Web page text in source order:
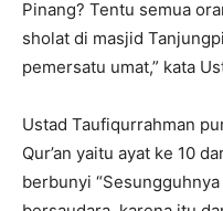
Pinang? Tentu semua
sholat di masjid
pemersatu umat,” kata
Ustad Taufiqurrahman
Qur’an yaitu ayat ke 10
berbunyi